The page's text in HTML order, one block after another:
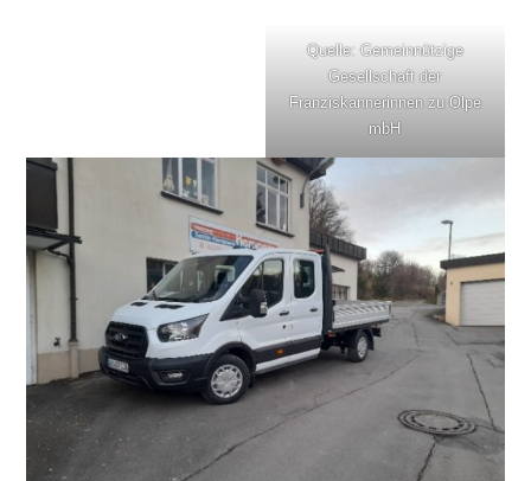
Quelle: Gemeinnützige
Gesellschaft der
Franziskannerinnen zu Olpe
mbH